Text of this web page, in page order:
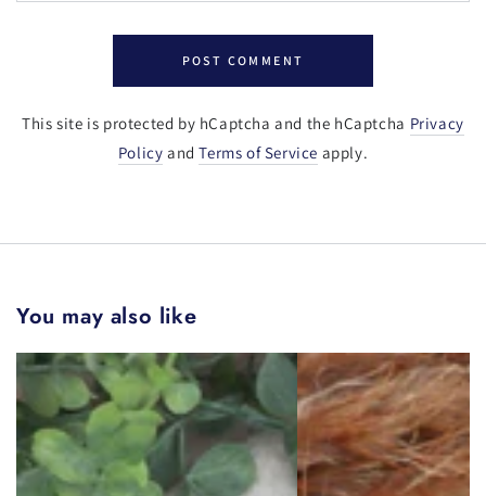
POST COMMENT
This site is protected by hCaptcha and the hCaptcha Privacy
Policy andTerms of Service apply.
You may also like